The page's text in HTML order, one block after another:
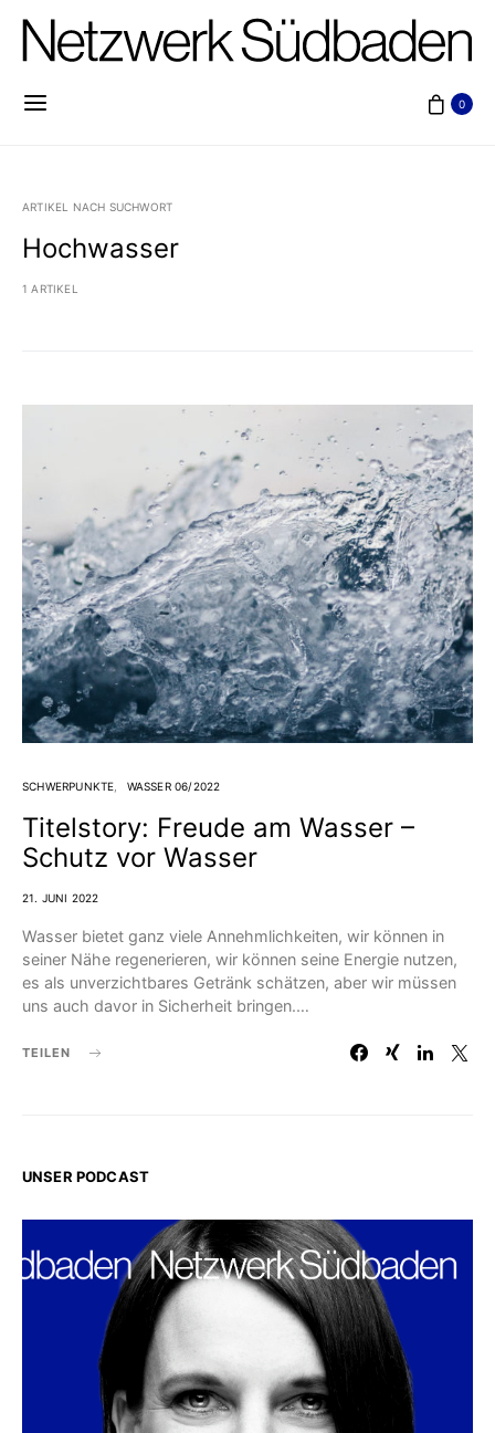
0
ARTIKEL NACH SUCHWORT
Hochwasser
1 ARTIKEL
SCHWERPUNKTE WASSER 06/2022
Titelstory: Freude am Wasser –
Schutz vor Wasser
21. JUNI 2022
Wasser bietet ganz viele Annehmlichkeiten, wir können in
seiner Nähe regenerieren, wir können seine Energie nutzen,
es als unverzichtbares Getränk schätzen, aber wir müssen
uns auch davor in Sicherheit bringen.…
TEILEN
UNSER PODCAST